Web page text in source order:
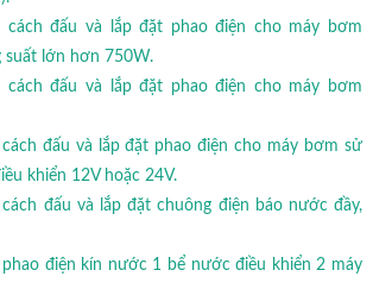
đấu và lắp đặt phao điện cho máy bơm
suất lớn hơn 750W.
đấu và lắp đặt phao điện cho máy bơm
đấu và lắp đặt phao điện cho máy bơm sử
khiển 12V hoặc 24V.
đấu và lắp đặt chuông điện báo nước đầy,
điện kín nước 1 bể nước điều khiển 2 máy